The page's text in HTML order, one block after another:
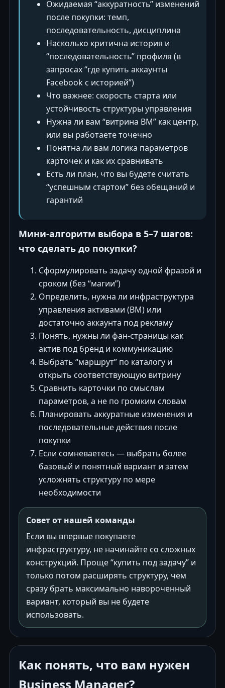
Ожидаемая “аккуратность” изменений
после покупки: темп,
последовательность, дисциплина
Насколько критична история и
“последовательность” профиля (в
запросах “где купить аккаунты
Facebook с историей”)
Что важнее: скорость старта или
устойчивость структуры управления
Нужна ли вам “витрина BM” как центр,
или вы работаете точечно
Понятна ли вам логика параметров
карточек и как их сравнивать
Есть ли план, что вы будете считать
“успешным стартом” без обещаний и
гарантий
Мини-алгоритм выбора в 5–7 шагов:
что сделать до покупки?
Сформулировать задачу одной фразой и
сроком (без “магии”)
Определить, нужна ли инфраструктура
управления активами (BM) или
достаточно аккаунта под рекламу
Понять, нужны ли фан-страницы как
актив под бренд и коммуникацию
Выбрать “маршрут” по каталогу и
открыть соответствующую витрину
Сравнить карточки по смыслам
параметров, а не по громким словам
Планировать аккуратные изменения и
последовательные действия после
покупки
Если сомневаетесь — выбрать более
базовый и понятный вариант и затем
усложнять структуру по мере
необходимости
Совет от нашей команды
Если вы впервые покупаете
инфраструктуру, не начинайте со сложных
конструкций. Проще “купить под задачу” и
только потом расширять структуру, чем
сразу брать максимально навороченный
вариант, который вы не будете
использовать.
Как понять, что вам нужен
Business Manager?